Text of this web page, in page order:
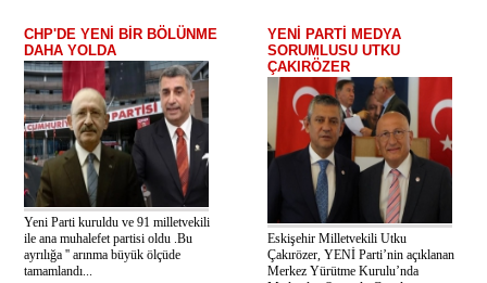
CHP'DE YENİ BİR BÖLÜNME
DAHA YOLDA
Yeni Parti kuruldu ve 91 milletvekili
ile ana muhalefet partisi oldu .Bu
ayrılığa '' arınma büyük ölçüde
tamamlandı...
YENİ PARTİ MEDYA
SORUMLUSU UTKU
ÇAKIRÖZER
Eskişehir Milletvekili Utku
Çakırözer, YENİ Parti’nin açıklanan
Merkez Yürütme Kurulu’nda